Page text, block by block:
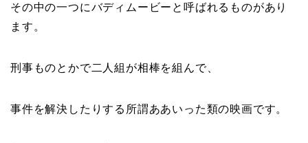
その中の一つにバディムービーと呼ばれるものがあり
ます。
刑事ものとかで二人組が相棒を組んで、
事件を解決したりする所謂ああいった類の映画です。